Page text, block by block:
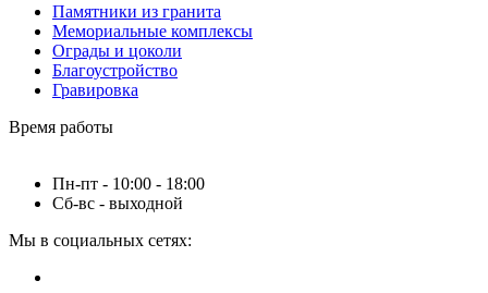
Памятники из гранита
Мемориальные комплексы
Ограды и цоколи
Благоустройство
Гравировка
Время работы
Пн-пт - 10:00 - 18:00
Сб-вс - выходной
Мы в социальных сетях: